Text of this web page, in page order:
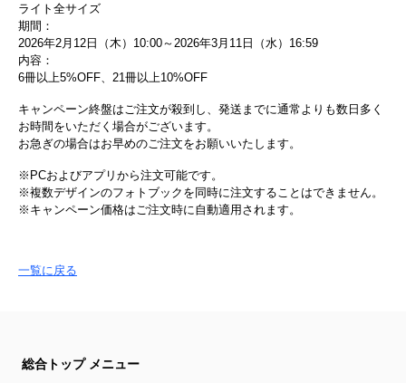
ライト全サイズ
期間：
2026年2月12日（木）10:00～2026年3月11日（水）16:59
内容：
6冊以上5%OFF、21冊以上10%OFF
キャンペーン終盤はご注文が殺到し、発送までに通常よりも数日多く
お時間をいただく場合がございます。
お急ぎの場合はお早めのご注文をお願いいたします。
※PCおよびアプリから注文可能です。
※複数デザインのフォトブックを同時に注文することはできません。
※キャンペーン価格はご注文時に自動適用されます。
一覧に戻る
総合トップ メニュー